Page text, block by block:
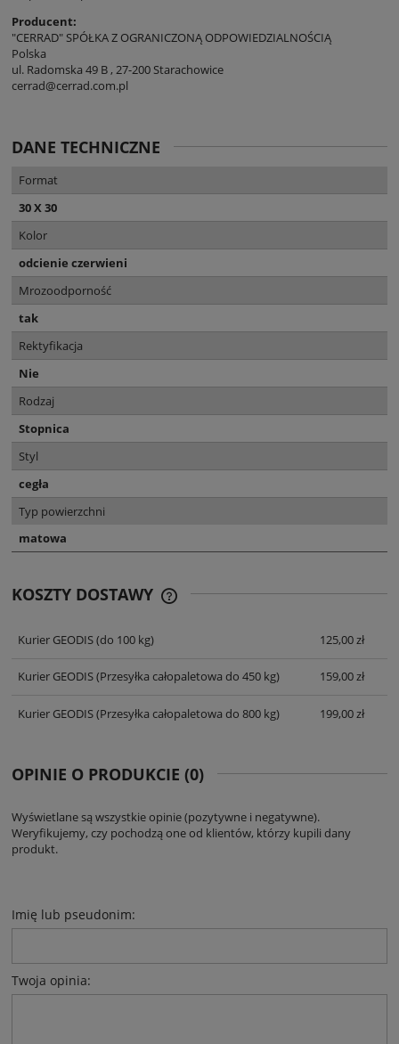
Producent:
"CERRAD" SPÓŁKA Z OGRANICZONĄ ODPOWIEDZIALNOŚCIĄ
Polska
ul. Radomska 49 B , 27-200 Starachowice
cerrad@cerrad.com.pl
DANE TECHNICZNE
Format
30 X 30
Kolor
odcienie czerwieni
Mrozoodporność
tak
Rektyfikacja
Nie
Rodzaj
Stopnica
Styl
cegła
Typ powierzchni
matowa
KOSZTY DOSTAWY
Kurier GEODIS(do 100 kg) 125,00 zł
Kurier GEODIS(Przesyłka całopaletowa do 450 kg) 159,00 zł
Kurier GEODIS(Przesyłka całopaletowa do 800 kg) 199,00 zł
OPINIE O PRODUKCIE (0)
Wyświetlane są wszystkie opinie (pozytywne i negatywne).
Weryfikujemy, czy pochodzą one od klientów, którzy kupili dany
produkt.
Imię lub pseudonim:
Twoja opinia: